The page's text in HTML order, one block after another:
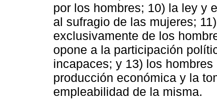
por los hombres; 10) la ley y
al sufragio de las mujeres;
exclusivamente de los
opone a la participación
incapaces; y 13) los
producción económica y la
empleabilidad de la misma.